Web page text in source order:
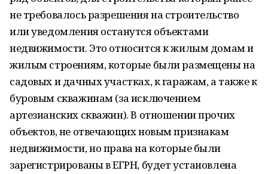
не требовалось разрешения на строительство
или уведомления останутся объектами
недвижимости. Это относится к жилым домам и
жилым строениям, которые были размещены на
садовых и дачных участках, к гаражам, а также к
буровым скважинам (за исключением
артезианских скважин). В отношении прочих
объектов, не отвечающих новым признакам
недвижимости, но права на которые были
зарегистрированы в ЕГРН, будет установлена